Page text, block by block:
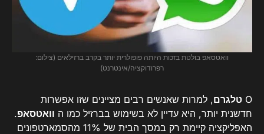
וואטסאפ בולטת בזכות היותה פופולרית יותר בקרב ברזילאים (צילום:
רפרודוקציה/אינטרנט)
O טלגרם, למרות שאנשים רבים מציינים שזו אפשרות
חדשנית יותר, היא עדיין לא בשימוש בברזיל כמו ה וואטסאפ.
האפליקציה קיימת רק במסך הבית של 11% מהסמארטפונים